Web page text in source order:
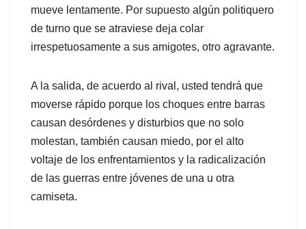
mueve lentamente. Por supuesto algún politiquero
de turno que se atraviese deja colar
irrespetuosamente a sus amigotes, otro agravante.
A la salida, de acuerdo al rival, usted tendrá que
moverse rápido porque los choques entre barras
causan desórdenes y disturbios que no solo
molestan, también causan miedo, por el alto
voltaje de los enfrentamientos y la radicalización
de las guerras entre jóvenes de una u otra
camiseta.